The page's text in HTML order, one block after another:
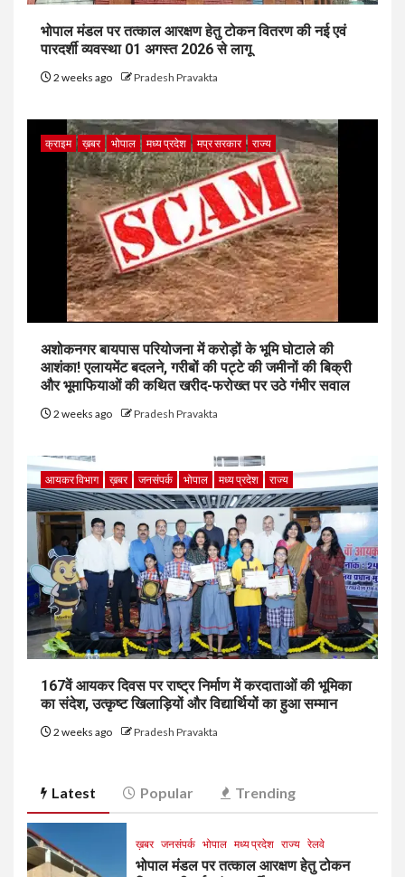
भोपाल मंडल पर तत्काल आरक्षण हेतु टोकन वितरण की नई एवं
पारदर्शी व्यवस्था 01 अगस्त 2026 से लागू
2 weeks ago Pradesh Pravakta
क्राइम ख़बर भोपाल मध्य प्रदेश मप्र सरकार राज्य
अशोकनगर बायपास परियोजना में करोड़ों के भूमि घोटाले की
आशंका! एलायमेंट बदलने, गरीबों की पट्टे की जमीनों की बिक्री
और भूमाफियाओं की कथित खरीद-फरोख्त पर उठे गंभीर सवाल
2 weeks ago Pradesh Pravakta
आयकर विभाग ख़बर जनसंपर्क भोपाल मध्य प्रदेश राज्य
167वें आयकर दिवस पर राष्ट्र निर्माण में करदाताओं की भूमिका
का संदेश, उत्कृष्ट खिलाड़ियों और विद्यार्थियों का हुआ सम्मान
2 weeks ago Pradesh Pravakta
Latest Popular Trending
ख़बर जनसंपर्क भोपाल मध्य प्रदेश राज्य रेलवे
भोपाल मंडल पर तत्काल आरक्षण हेतु टोकन